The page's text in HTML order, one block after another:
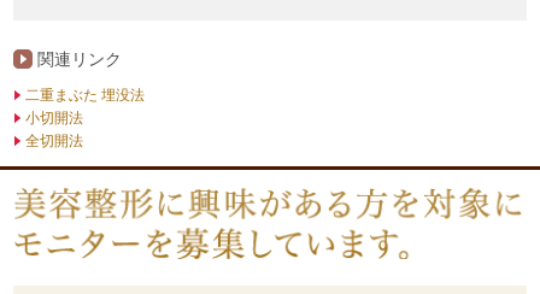
関連リンク
二重まぶた 埋没法
小切開法
全切開法